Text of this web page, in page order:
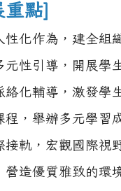
重點]
化作為，建全組
性引導，開展學
絡化輔導，激發學
，舉辦多元學習
接軌，宏觀國際視
造優質雅致的環